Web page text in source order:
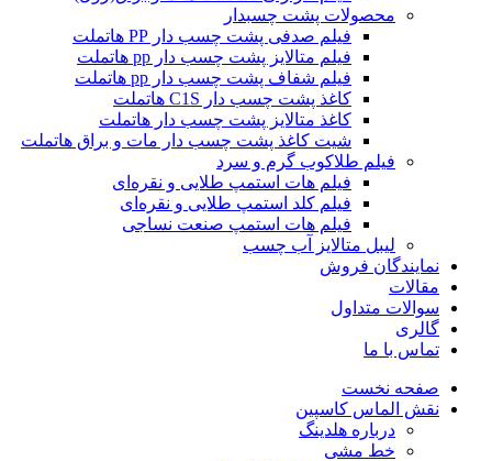
محصولات پشت چسبدار
فیلم صدفی پشت چسب دار PP هاتملت
فیلم متالایز پشت چسب دار pp هاتملت
فیلم شفاف پشت چسب دار pp هاتملت
کاغذ پشت چسب دار C1S هاتملت
کاغذ متالایز پشت چسب دار هاتملت
شیت کاغذ پشت چسب دار مات و براق هاتملت
فیلم طلاکوب گرم و سرد
فیلم هات استمپ طلایی و نقره‌ای
فیلم کلد استمپ طلایی و نقره‌ای
فیلم هات استمپ صنعت نساجی
لیبل متالایز آب چسب
نمایندگان فروش
مقالات
سوالات متداول
گالری
تماس با ما
صفحه نخست
نقش الماس کاسپین
درباره هلدینگ
خط مشی